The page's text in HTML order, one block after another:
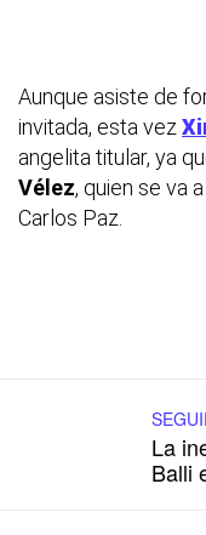
Aunque asiste de
invitada, esta vez
angelita titular, ya
Vélez, quien se va
Carlos Paz.
La
Balli